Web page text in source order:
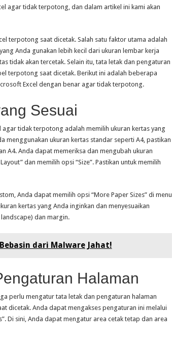
agar tidak terpotong, dan dalam artikel ini kami akan
terpotong saat dicetak. Salah satu faktor utama adalah
Anda gunakan lebih kecil dari ukuran lembar kerja
tidak akan tercetak. Selain itu, tata letak dan pengaturan
terpotong saat dicetak. Berikut ini adalah beberapa
Excel dengan benar agar tidak terpotong.
Sesuai
tidak terpotong adalah memilih ukuran kertas yang
menggunakan ukuran kertas standar seperti A4, pastikan
A4. Anda dapat memeriksa dan mengubah ukuran
dan memilih opsi “Size”. Pastikan untuk memilih
Anda dapat memilih opsi “More Paper Sizes” di menu
kertas yang Anda inginkan dan menyesuaikan
dan margin.
dari Malware Jahat!
Halaman
perlu mengatur tata letak dan pengaturan halaman
dicetak. Anda dapat mengakses pengaturan ini melalui
Di sini, Anda dapat mengatur area cetak tetap dan area